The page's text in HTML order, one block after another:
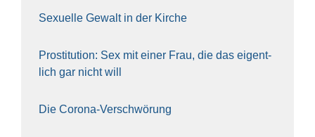
Sexu­el­le Gewalt in der Kir­che
Pro­sti­tu­ti­on: Sex mit einer Frau, die das eigent­
lich gar nicht will
Die Coro­na-Ver­schwö­rung